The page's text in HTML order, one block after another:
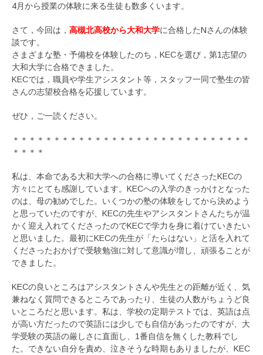
4月から授業の体験に来る生徒も数多くいます。
さて，今回は， 高槻北高校から大和大学に合格したNさんの体験
談です。
さまざまな塾・予備校を体験したのち，KECを選び，第1志望の
大和大学に合格できました。
KECでは，職員や学生アシスタント等，スタッフ一同で塾生の皆
さんの志望校合格を応援しています。
ぜひ，ご一読ください。
＊＊＊＊＊＊＊＊＊＊＊＊＊＊＊＊＊＊＊＊＊＊＊＊＊＊＊＊＊
＊＊＊＊
私は、本命である大和大学への合格に導いてくださったKECの
方々にとても感謝しています。KECへの入学のきっかけとなった
のは、母の勧めでした。いくつかの塾の体験をしてから決めよう
と思っていたのですが、KECの先生やアシスタントさんたちが温
かく迎え入れてくださったのでKECで学力を身に着けていきたい
と思いました。最初にKECの先生が「たらはない」と活を入れて
くださったおかげで受験勉強に対して意識が増し、頑張ることが
できました。
KECの良いところはアシスタントさんや先生との距離が近く、気
兼ねなく質問できるところであったり、生徒の人数がちょうど良
いところだと思います。私は、学校の定期テストでは、英語は点
が高い方だったので英語には少しでも自信があったのですが、大
学受験の英語の厳しさに直面し、1番自信を無くした教科でし
た。できない自分を責め、泣きそうな時期もありましたが、KEC